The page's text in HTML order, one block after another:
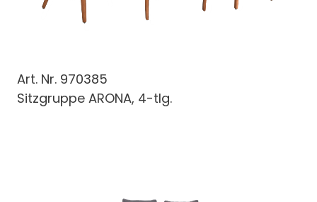
Art. Nr. 970385
Sitzgruppe ARONA, 4-tlg.